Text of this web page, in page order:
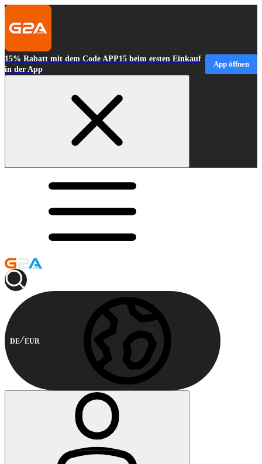
15% Rabatt mit dem Code APP15 beim ersten Einkauf
in der App
App öffnen
DE EUR